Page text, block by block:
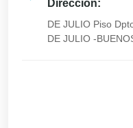
Dirección:
DE JULIO Piso
DE JULIO -